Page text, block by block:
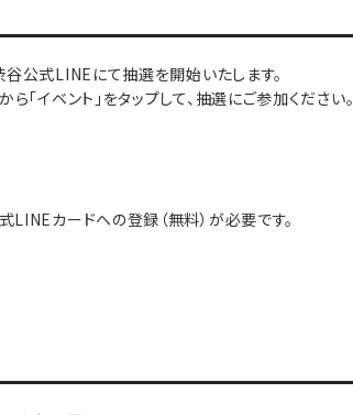
公式LINEにて抽選を開始いたします。
イベント」をタップして、抽選にご参加ください。
カードへの登録（無料）が必要です。